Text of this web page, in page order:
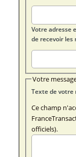
Votre adresse
de recevoir les
Votre
Ce champ
officiels).